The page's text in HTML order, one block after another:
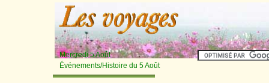
Mercredi 5 Août
Événements/Histoire du 5 Août